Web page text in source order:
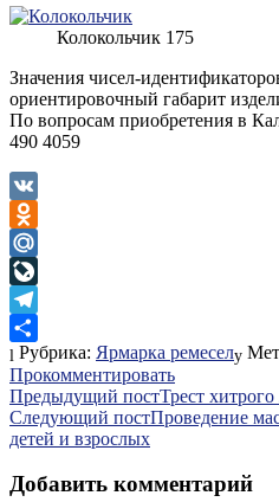
Колокольчик 175
Значения чисел-
ориентировочный габарит
По вопросам приобретения в
490 4059
VK
Odnoklassniki
Mail.Ru
LiveJournal
Telegram
Отправить
Рубрика: Ярмарка ремесел
Прокомментировать
Навигация
по
Предыдущий постТрест
Следующий постПроведение
детей и взрослых
Добавить комментарий